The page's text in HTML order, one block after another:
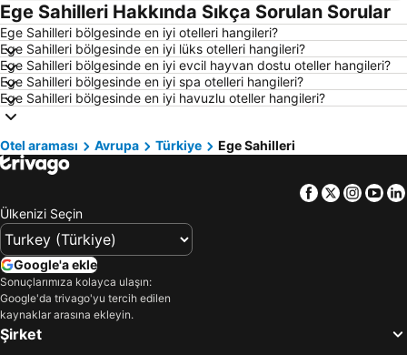
İstanbul Otelleri
Alaçatı Otelleri
İzmir Otelleri
Ankara Otelleri
Bozcaada Otelleri
Manavgat Otelleri
Çanakkale Otelleri
Ölüdeniz Otelleri
Erdek Otelleri
Aydın Çevresi Otelleri
Kapadokya Otelleri
İzmir Çevresi Otelleri
Akdeniz Bölgesi Otelleri
Çanakkale Çevresi Otelleri
Yunanistan Otelleri
Thassos Island Otelleri
İstanbul Çevresi Otelleri
Maldivler Otelleri
Ege Sahilleri Hakkında Sıkça Sorulan Sorular
Ege Sahilleri bölgesinde en iyi otelleri hangileri?
Ege Sahilleri bölgesinde en iyi lüks otelleri hangileri?
Ege Sahilleri bölgesinde en iyi evcil hayvan dostu oteller hangileri?
Ege Sahilleri bölgesinde en iyi spa otelleri hangileri?
Ege Sahilleri bölgesinde en iyi havuzlu oteller hangileri?
Otel araması Avrupa Türkiye Ege Sahilleri
Facebook
Twitter
Ülkenizi Seçin
Google'a ekle
Sonuçlarımıza kolayca ulaşın:
Google'da trivago'yu tercih edilen
kaynaklar arasına ekleyin.
Şirket